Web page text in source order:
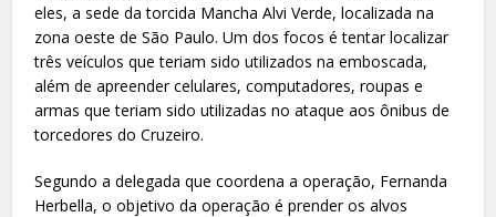
eles, a sede da torcida Mancha Alvi Verde, localizada na
zona oeste de São Paulo. Um dos focos é tentar localizar
três veículos que teriam sido utilizados na emboscada,
além de apreender celulares, computadores, roupas e
armas que teriam sido utilizadas no ataque aos ônibus de
torcedores do Cruzeiro.
Segundo a delegada que coordena a operação, Fernanda
Herbella, o objetivo da operação é prender os alvos